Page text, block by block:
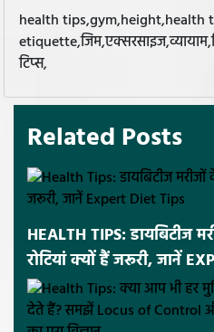
health tips,gym,height,health
टिप्स,
Related Posts
HEALTH TIPS: डायबिटीज
रोटियां क्यों हैं जरूरी, जानें